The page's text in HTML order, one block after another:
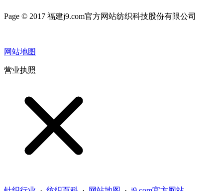
Page © 2017 福建j9.com官方网站纺织科技股份有限公司
网站地图
营业执照